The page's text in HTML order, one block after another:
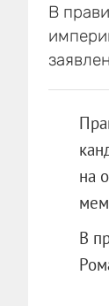
В
на
В